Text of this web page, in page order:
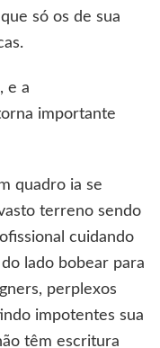
só os de sua
e a
importante
quadro ia se
terreno sendo
cuidando
lado bobear para
perplexos
impotentes sua
têm escritura